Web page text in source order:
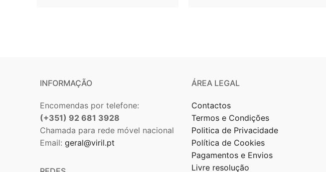
INFORMAÇÃO
Encomendas por telefone:
(+351) 92 681 3928
Chamada para rede móvel nacional
Email: geral@viril.pt
ÁREA LEGAL
Contactos
Termos e Condições
Politica de Privacidade
Política de Cookies
Pagamentos e Envios
Livre resolução